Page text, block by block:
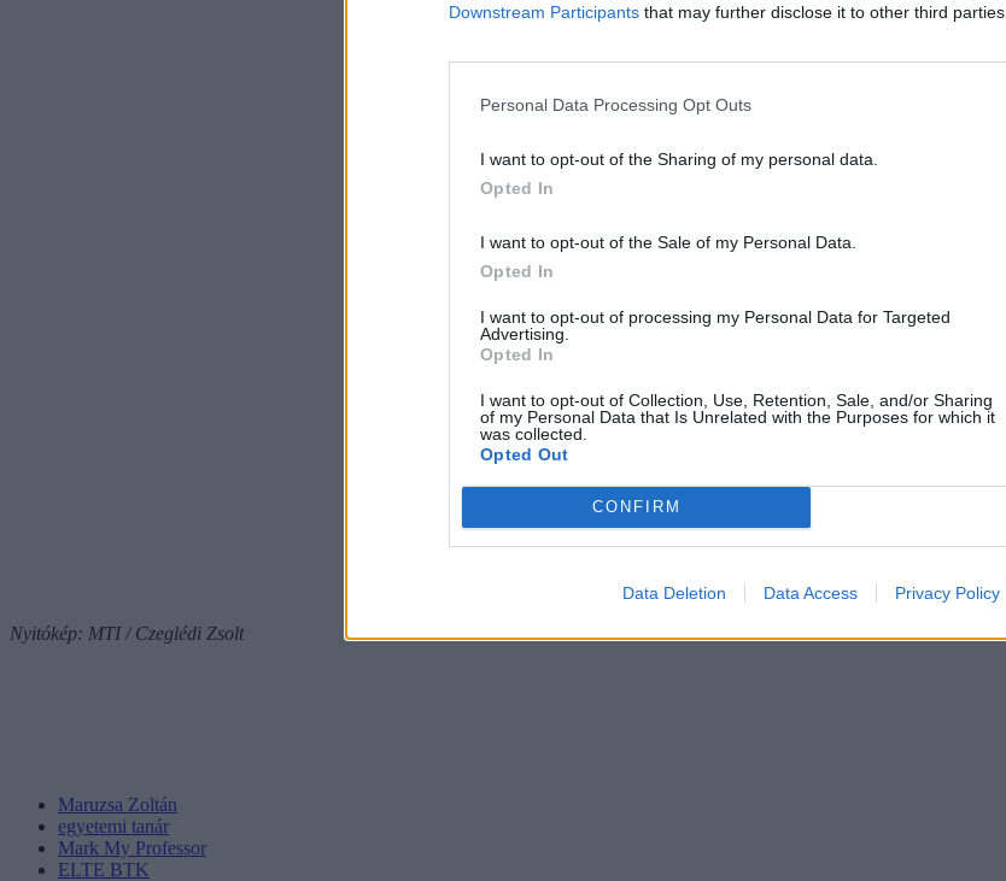
Downstream Participants that may further disclose it to other third parties.
Personal Data Processing Opt Outs
I want to opt-out of the Sharing of my personal data.
Opted In
I want to opt-out of the Sale of my Personal Data.
Opted In
I want to opt-out of processing my Personal Data for Targeted
Advertising.
Opted In
I want to opt-out of Collection, Use, Retention, Sale, and/or Sharing
of my Personal Data that Is Unrelated with the Purposes for which it
was collected.
Opted Out
CONFIRM
Data Deletion Data Access Privacy Policy
Nyitókép: MTI / Czeglédi Zsolt
Maruzsa Zoltán
egyetemi tanár
Mark My Professor
ELTE BTK